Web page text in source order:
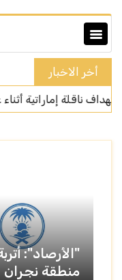
أخر الاخبار
إماراتية أثناء عبورها
"الأرصاد":
منطقة نجران